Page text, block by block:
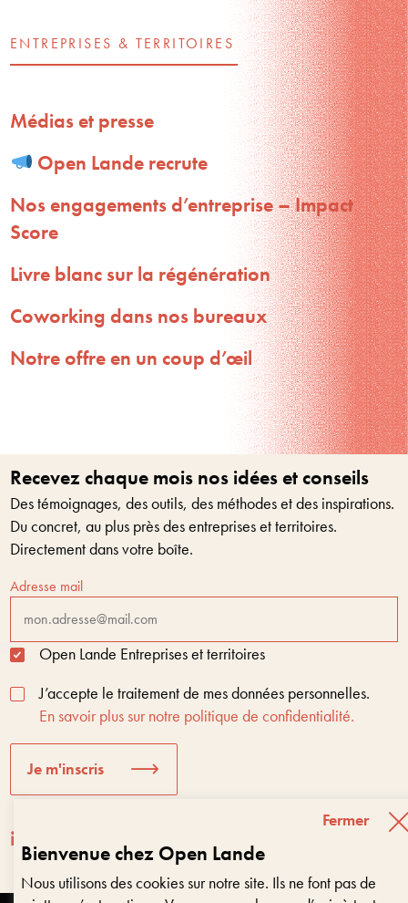
?
ENTREPRISES & TERRITOIRES
Médias et presse
Open Lande recrute
Nos engagements d’entreprise – Impact
Score
Livre blanc sur la régénération
Coworking dans nos bureaux
Notre offre en un coup d’œil
Recevez chaque mois nos idées et conseils
Des témoignages, des outils, des méthodes et des inspirations.
Du concret, au plus près des entreprises et territoires.
Directement dans votre boîte.
Adresse mail
Open Lande Entreprises et territoires
J’accepte le traitement de mes données personnelles.
En savoir plus sur notre politique de confidentialité.
Je m'inscris
Bienvenue chez Open Lande
Fermer
Nous utilisons des cookies sur notre site. Ils ne font pas de